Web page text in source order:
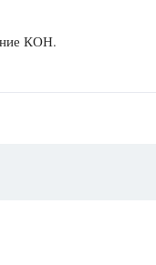
КОН.